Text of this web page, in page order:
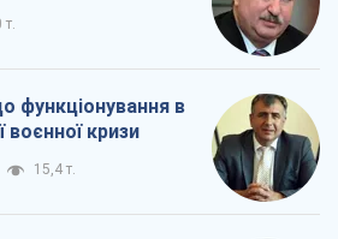
т.
функціонування в
кризи
15,4 т.